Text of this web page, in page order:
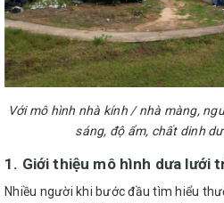
Với mô hình nhà kính / nhà màng,
sáng, độ ẩm, chất dinh
1. Giới thiệu mô hình dưa lưới
Nhiều người khi bước đầu tìm hiểu